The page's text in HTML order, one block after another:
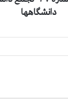
دانشگاهها